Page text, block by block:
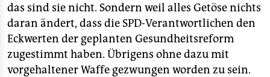
unterstützen
abo
genossenschaft
das sind sie nicht. Sondern weil alles Getöse nichts
daran ändert, dass die SPD-Verantwortlichen den
Eckwerten der geplanten Gesundheitsreform
zugestimmt haben. Übrigens ohne dazu mit
vorgehaltener Waffe gezwungen worden zu sein.